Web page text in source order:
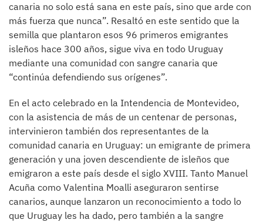
canaria no solo está sana en este país, sino que arde con
más fuerza que nunca”. Resaltó en este sentido que la
semilla que plantaron esos 96 primeros emigrantes
isleños hace 300 años, sigue viva en todo Uruguay
mediante una comunidad con sangre canaria que
“continúa defendiendo sus orígenes”.
En el acto celebrado en la Intendencia de Montevideo,
con la asistencia de más de un centenar de personas,
intervinieron también dos representantes de la
comunidad canaria en Uruguay: un emigrante de primera
generación y una joven descendiente de isleños que
emigraron a este país desde el siglo XVIII. Tanto Manuel
Acuña como Valentina Moalli aseguraron sentirse
canarios, aunque lanzaron un reconocimiento a todo lo
que Uruguay les ha dado, pero también a la sangre